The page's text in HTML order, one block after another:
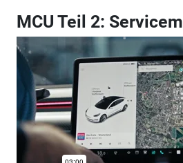
MCU Teil 2: